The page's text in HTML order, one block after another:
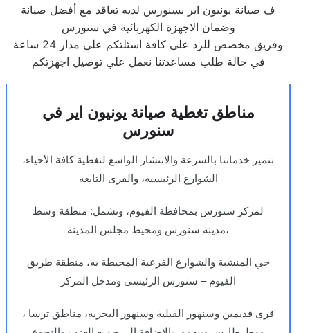
ف صيانة يونيون اير بسنورس لديه تعاقد مع أفضل صيانة
وضمان الاجهزة الكهربائية في سنورس
وفريق مخصص للرد على كافة اسئلتكم على مدار 24 ساعة
في حالة طلب مساعدتنا نعمل علي توصيل اجهزتكم
مناطق تغطية صيانة يونيون اير في
سنورس
تتميز خدماتنا بالسرعة والانتشار الواسع لتغطية كافة الأحياء،
الشوارع الرئيسية، والقرى التابعة
لمركز سنورس بمحافظة الفيوم، وتشمل: منطقة وسط
مدينة سنورس ومحيط مجلس المدينة،
حي المنشية والشوارع الفرعية المحيطة به، منطقة طريق
الفيوم – سنورس الرئيسي ومدخل المركز
، قرى فديمين وسنهور القبلية وسنهور البحرية، مناطق ترسا